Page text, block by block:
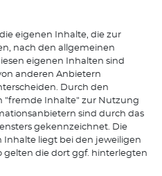
eigenen Inhalte, die zur
nach den allgemeinen
eigenen Inhalten sind
anderen Anbietern
Durch den
"fremde Inhalte" zur Nutzung
sind durch das
gekennzeichnet. Die
liegt bei den jeweiligen
gelten die dort ggf. hinterlegten